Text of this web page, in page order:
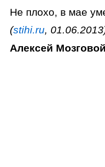
Не плохо, в мае
(stihi.ru,
Алексей